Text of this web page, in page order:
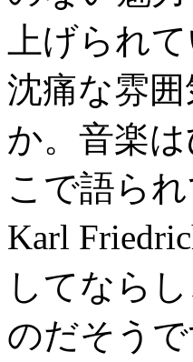
上げられ
沈痛な雰
か。音楽
こで語ら
Karl
してなら
のだそう